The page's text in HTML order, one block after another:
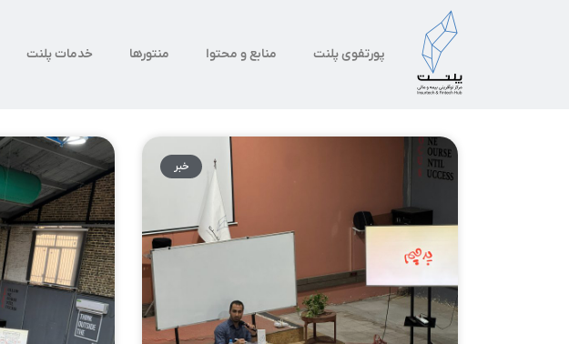
پورتفوی پلنت منابع و محتوا منتورها خدمات پلنت
خبر